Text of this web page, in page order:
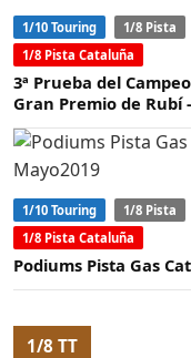
1/10 Touring 1/8 Pista
1/8 Pista Cataluña
3ª Prueba del
Gran Premio de Rubí
1/10 Touring 1/8 Pista
1/8 Pista Cataluña
Podiums Pista Gas
1/8 TT